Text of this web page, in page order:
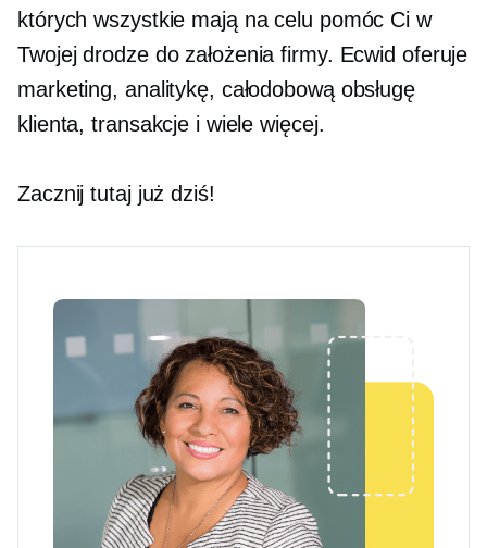
których wszystkie mają na celu pomóc Ci w
Twojej drodze do założenia firmy. Ecwid oferuje
marketing, analitykę, całodobową obsługę
klienta, transakcje i wiele więcej.
Zacznij tutaj już dziś!